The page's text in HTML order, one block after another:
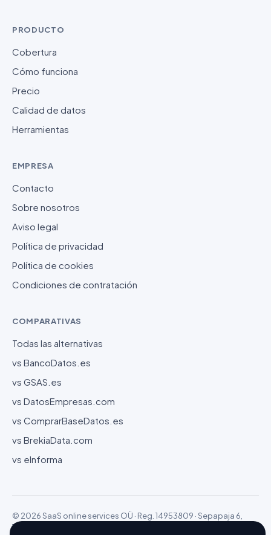
PRODUCTO
Cobertura
Cómo funciona
Precio
Calidad de datos
Herramientas
EMPRESA
Contacto
Sobre nosotros
Aviso legal
Política de privacidad
Política de cookies
Condiciones de contratación
COMPARATIVAS
Todas las alternativas
vs BancoDatos.es
vs GSAS.es
vs DatosEmpresas.com
vs ComprarBaseDatos.es
vs BrekiaData.com
vs eInforma
© 2026 SaaS online services OÜ · Reg. 14953809 · Sepapaja 6,
15551 Tallinn (Estonia)